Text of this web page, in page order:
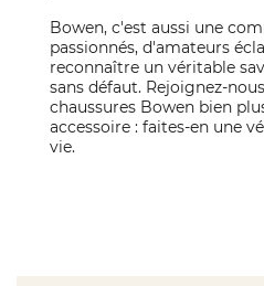
Bowen, c'est aussi une
passionnés, d'amateurs
reconnaître un véritable
sans défaut. Rejoignez-
chaussures Bowen bien
accessoire : faites-en une
vie.